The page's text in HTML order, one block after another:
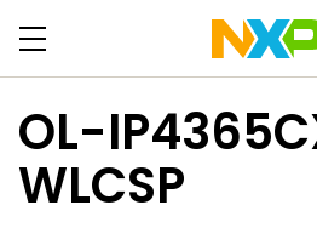
OL-
WLCSP